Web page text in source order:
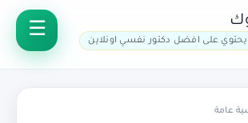
على افضل دكتور نفسي اونلاين
عامة